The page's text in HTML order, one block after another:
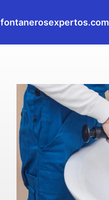
fontanerosexpertos.com